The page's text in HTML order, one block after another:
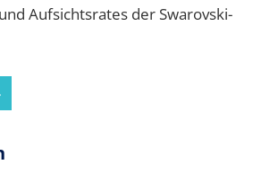
Aufsichtsrates der Swarovski-